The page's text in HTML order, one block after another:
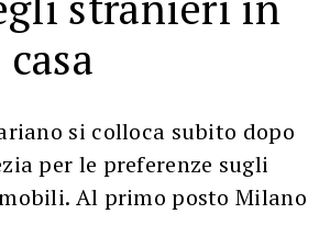
si colloca subito dopo
per le preferenze sugli
Al primo posto Milano